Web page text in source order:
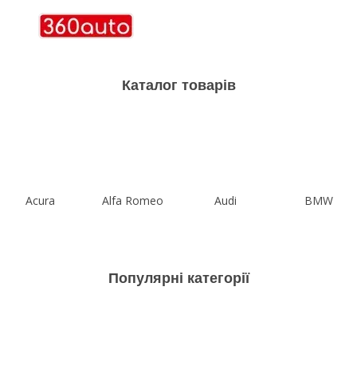
Каталог товарів
Acura Alfa Romeo Audi BMW
Популярні категорії